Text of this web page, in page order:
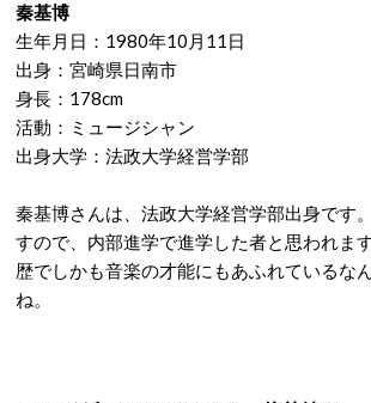
秦基博
生年月日：1980年10月11日
出身：宮崎県日南市
身長：178cm
活動：ミュージシャン
出身大学：法政大学経営学部
秦基博さんは、法政大学経営学部出身です
すので、内部進学で進学した者と思われま
歴でしかも音楽の才能にもあふれているな
ね。